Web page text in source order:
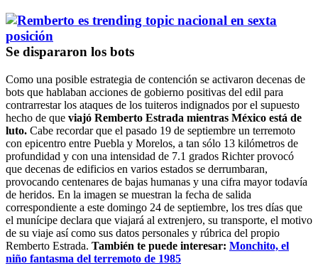
Se dispararon los bots
Como una posible estrategia de contención se activaron decenas de
bots que hablaban acciones de gobierno positivas del edil para
contrarrestar los ataques de los tuiteros indignados por el supuesto
hecho de que viajó Remberto Estrada mientras México está de
luto. Cabe recordar que el pasado 19 de septiembre un terremoto
con epicentro entre Puebla y Morelos, a tan sólo 13 kilómetros de
profundidad y con una intensidad de 7.1 grados Richter provocó
que decenas de edificios en varios estados se derrumbaran,
provocando centenares de bajas humanas y una cifra mayor todavía
de heridos. En la imagen se muestran la fecha de salida
correspondiente a este domingo 24 de septiembre, los tres días que
el munícipe declara que viajará al extrenjero, su transporte, el motivo
de su viaje así como sus datos personales y rúbrica del propio
Remberto Estrada. También te puede interesar: Monchito, el
niño fantasma del terremoto de 1985